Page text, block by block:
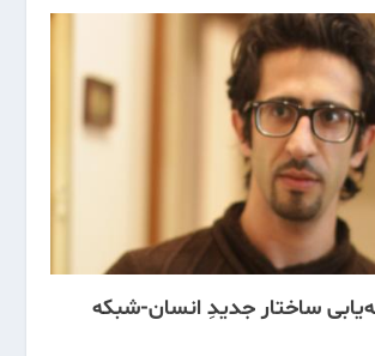
ساختار جدیدِ انسان-شبکه